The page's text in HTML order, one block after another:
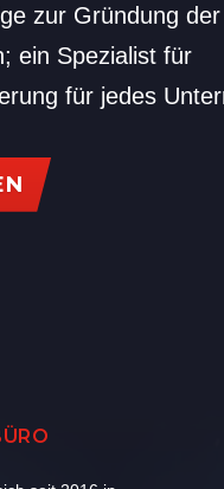
zur Gründung
ein Spezialist für
für jedes